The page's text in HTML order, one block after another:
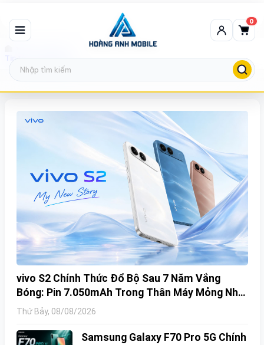
0
Tin tức công nghệ
vivo S2 Chính Thức Đổ Bộ Sau 7 Năm Vắng
Bóng: Pin 7.050mAh Trong Thân Máy Mỏng Nhẹ
Khó Tin
Thứ Bảy, 08/08/2026
Samsung Galaxy F70 Pro 5G Chính